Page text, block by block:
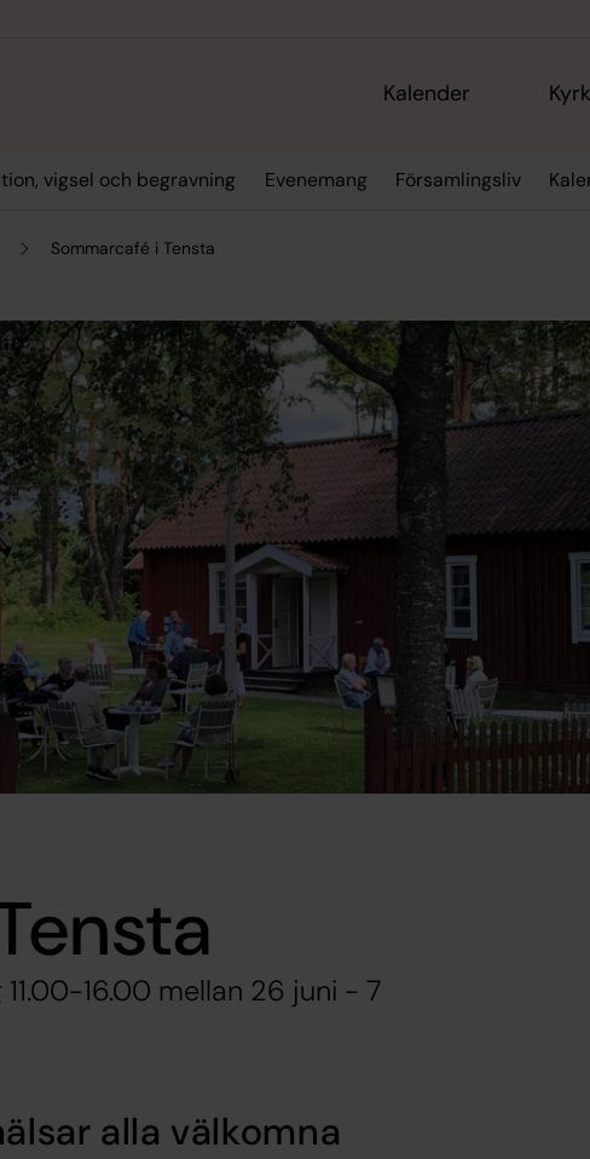
Kalender
vigsel och begravning Evenemang Församlingsliv
Sommarcafé i Tensta
16.00 mellan 26 juni - 7
alla välkomna